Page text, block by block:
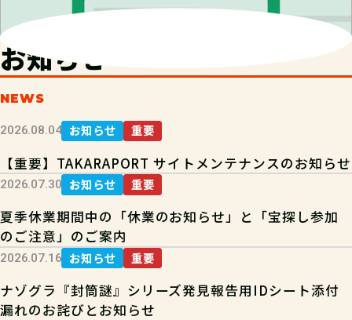
お知らせ
NEWS
2026.08.04 お知らせ 重要
【重要】TAKARAPORT サイトメンテナンスのお知らせ
2026.07.30 お知らせ 重要
夏季休業期間中の「休業のお知らせ」と「宝探し参加
のご注意」のご案内
2026.07.16 お知らせ 重要
ナゾグラ『封筒謎』シリーズ発見報告用IDシート添付
漏れのお詫びとお知らせ